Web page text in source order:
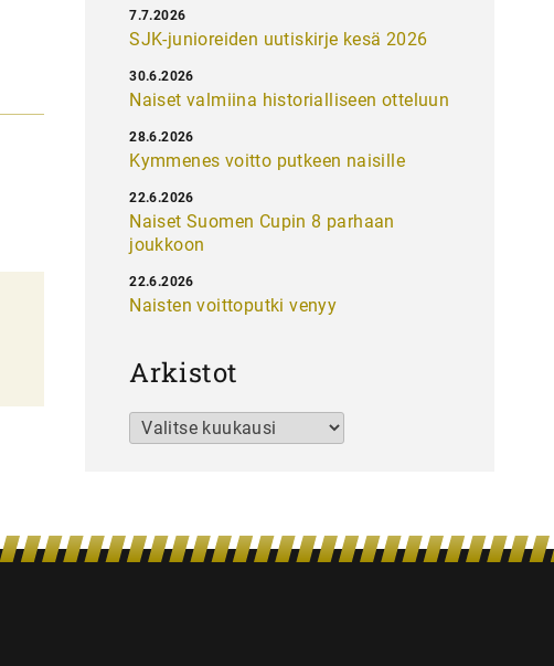
SJK-junioreiden uutiskirje kesä 2026
7.7.2026
Naiset valmiina historialliseen otteluun
30.6.2026
Kymmenes voitto putkeen naisille
28.6.2026
Naiset Suomen Cupin 8 parhaan
joukkoon
22.6.2026
Naisten voittoputki venyy
22.6.2026
Arkistot
Arkistot